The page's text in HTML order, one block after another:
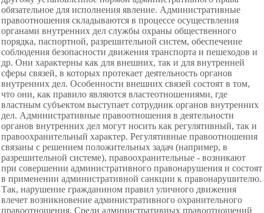
обязательное для исполнения явление. Административные
правоотношения складываются в процессе осуществления
органами внутренних дел службы охраны общественного
порядка, паспортной, разрешительной систем, обеспечение
соблюдения безопасности движения транспорта и пешеходов и
др. Они характерны как для внешних, так и для внутренней
сферы связей, в которых протекает деятельность органов
внутренних дел. Особенности внешних связей состоят в том,
что они, как правило являются властеотношениями, где
властным субъектом выступает сотрудник органов внутренних
дел. Административные правоотношения в деятельности
органов внутренних дел могут носить как регулятивный, так и
правоохранительный характер. Регулятивные правоотношения
связаны с решением положительных задач (например, в
разрешительной системе), правоохранительные - возникают
при совершении административного правонарушения и состоят
в применении административной санкции к правонарушителю.
Так, нарушение гражданином правил уличного движения
влечет возникновение административного охранительного
правоотношения. Среди административных правоотношений